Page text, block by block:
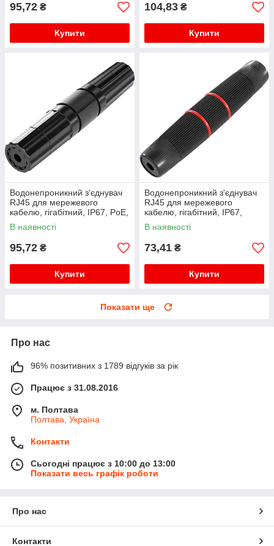
95,72 ₴
Купити
104,83 ₴
Купити
Водонепроникний з'єднувач
RJ45 для мережевого
кабелю, гігабітний, IP67, PoE,
чорний
В наявності
95,72 ₴
Купити
Водонепроникний з'єднувач
RJ45 для мережевого
кабелю, гігабітний, IP67,
чорний, WDT-IP67ZT/B
В наявності
73,41 ₴
Купити
Показати ще
Про нас
96% позитивних з 1789 відгуків за рік
Працює з 31.08.2016
м. Полтава
Полтава, Україна
Контакти
Сьогодні працює з 10:00 до 13:00
Показати весь графік роботи
Про нас
Контакти